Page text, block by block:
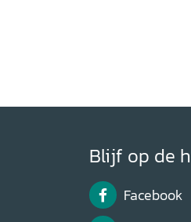
Blijf op de
Facebook